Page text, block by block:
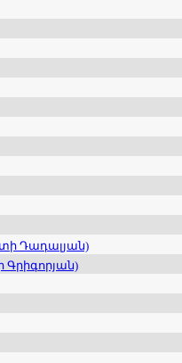
Դադալյան)